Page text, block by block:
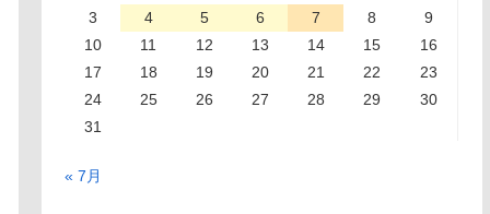
3
4 5 6 7 8
9
10
11 12 13 14 15
16
17
18 19 20 21 22
23
24
25 26 27 28 29
30
31
« 7月